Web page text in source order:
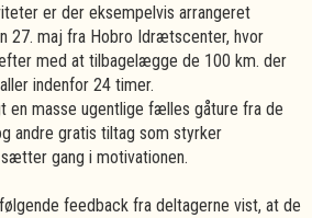
er der eksempelvis arrangeret
27. maj fra Hobro Idrætscenter, hvor
med at tilbagelægge de 100 km. der
indenfor 24 timer.
en masse ugentlige fælles gåture fra de
andre gratis tiltag som styrker
gang i motivationen.
feedback fra deltagerne vist, at de